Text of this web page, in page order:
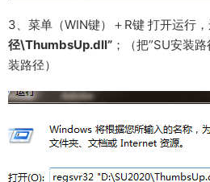
3、菜单（WIN键）＋R键 打开运行
径\ThumbsUp.dll” ；（把”SU安装
装路径）